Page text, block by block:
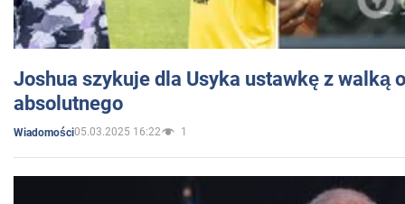
Joshua szykuje dla Usyka ustawkę z walką
absolutnego
Wiadomości05.03.2025 16:22 1